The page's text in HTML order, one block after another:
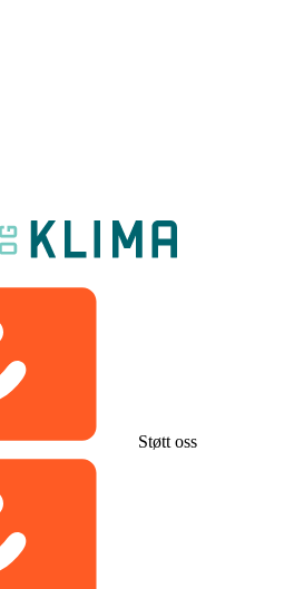
Støtt oss